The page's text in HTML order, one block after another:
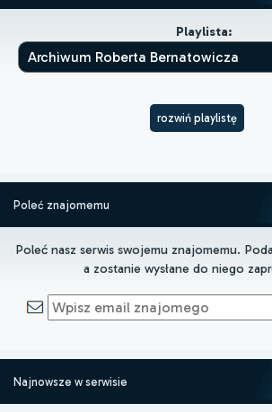
Playlista:
rozwiń playlistę
Poleć znajomemu
Poleć nasz serwis swojemu znajomemu.
a zostanie wysłane do niego
Najnowsze w serwisie